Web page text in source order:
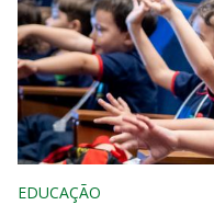
EDUCAÇÃO